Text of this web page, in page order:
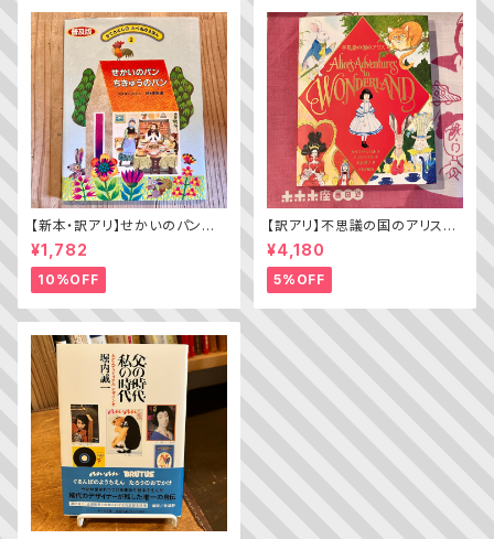
【新本・訳アリ】せかいのパン
ちきゅうのパン（普及版 かこさ
¥1,782
10%OFF
【訳アリ】不思議の国のアリス（A
lice’s Adventures in WOND
ERLAND）
¥4,180
5%OFF